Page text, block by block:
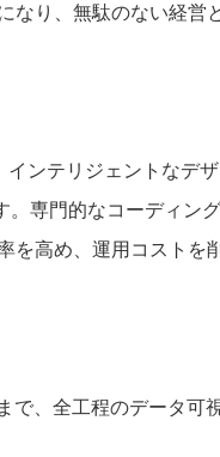
なり、無駄のない経営
インテリジェントなデ
。専門的なコーディン
を高め、運用コストを
で、全工程のデータ可